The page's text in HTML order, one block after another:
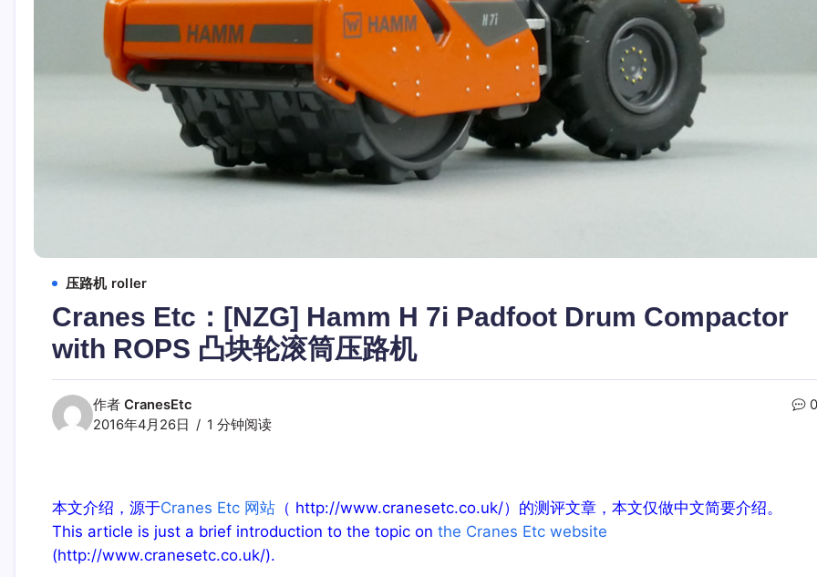
压路机 roller
Cranes Etc：[NZG] Hamm H 7i Padfoot Drum Compactor
with ROPS 凸块轮滚筒压路机
作者 CranesEtc
2016年4月26日
1 分钟阅读
本文介绍，源于Cranes Etc 网站（ http://www.cranesetc.co.uk/）的测评文章，本文仅做中文简要介绍。
This article is just a brief introduction to the topic on the Cranes Etc website
(http://www.cranesetc.co.uk/).